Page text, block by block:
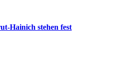
Hainich stehen fest